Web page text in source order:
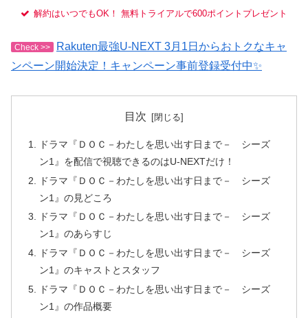
解約はいつでもOK！ 無料トライアルで600ポイントプレゼント
Check >>
Rakuten最強U-NEXT 3月1日からおトクなキャ
ンペーン開始決定！キャンペーン事前登録受付中✨
目次
ドラマ『ＤＯＣ－わたしを思い出す日まで－ シーズ
ン1』を配信で視聴できるのはU-NEXTだけ！
ドラマ『ＤＯＣ－わたしを思い出す日まで－ シーズ
ン1』の見どころ
ドラマ『ＤＯＣ－わたしを思い出す日まで－ シーズ
ン1』のあらすじ
ドラマ『ＤＯＣ－わたしを思い出す日まで－ シーズ
ン1』のキャストとスタッフ
ドラマ『ＤＯＣ－わたしを思い出す日まで－ シーズ
ン1』の作品概要